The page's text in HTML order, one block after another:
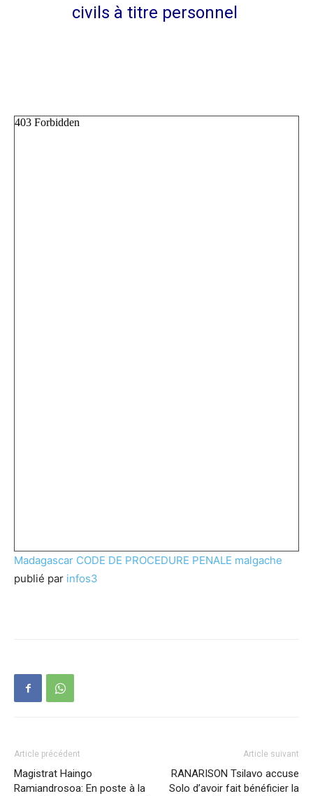
civils à titre personnel
Madagascar CODE DE PROCEDURE PENALE malgache
publié par infos3
Article précédent
Magistrat Haingo
Ramiandrosoa: En poste à la
Article suivant
RANARISON Tsilavo accuse
Solo d’avoir fait bénéficier la